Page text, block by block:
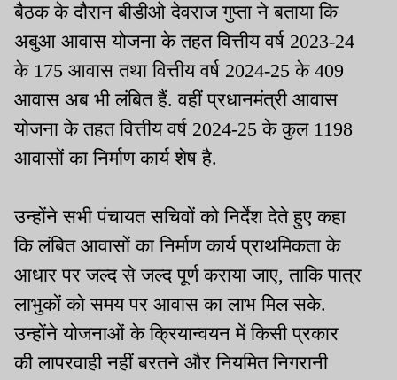
बैठक के दौरान बीडीओ देवराज गुप्ता ने बताया कि
अबुआ आवास योजना के तहत वित्तीय वर्ष 2023-24
के 175 आवास तथा वित्तीय वर्ष 2024-25 के 409
आवास अब भी लंबित हैं. वहीं प्रधानमंत्री आवास
योजना के तहत वित्तीय वर्ष 2024-25 के कुल 1198
आवासों का निर्माण कार्य शेष है.
उन्होंने सभी पंचायत सचिवों को निर्देश देते हुए कहा
कि लंबित आवासों का निर्माण कार्य प्राथमिकता के
आधार पर जल्द से जल्द पूर्ण कराया जाए, ताकि पात्र
लाभुकों को समय पर आवास का लाभ मिल सके.
उन्होंने योजनाओं के क्रियान्वयन में किसी प्रकार
की लापरवाही नहीं बरतने और नियमित निगरानी